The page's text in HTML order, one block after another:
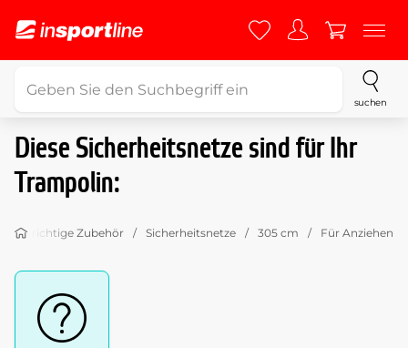
suchen
Diese Sicherheitsnetze sind für Ihr
Trampolin:
richtige Zubehör Sicherheitsnetze 305 cm Für Anziehen